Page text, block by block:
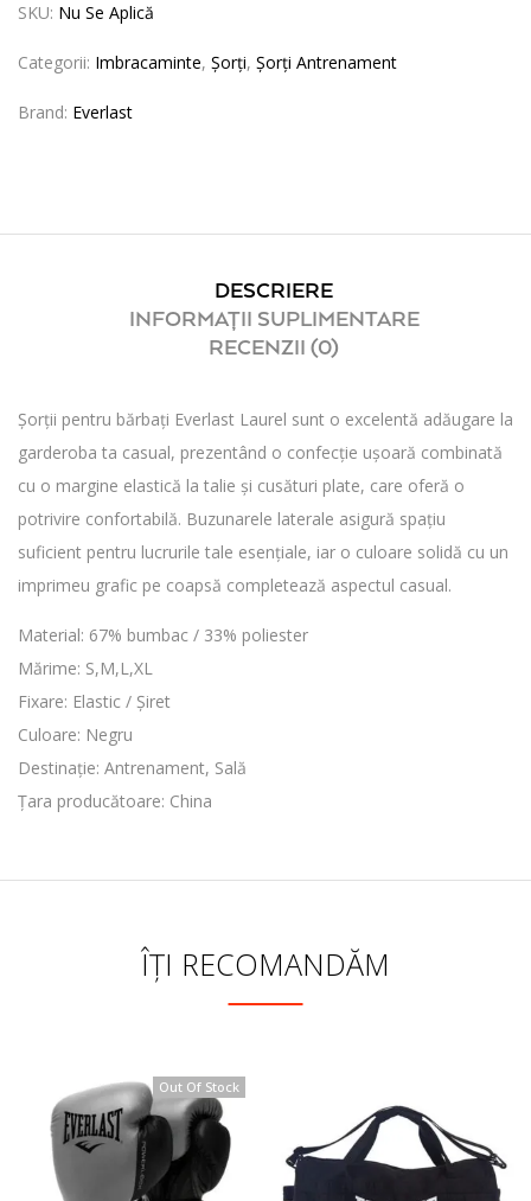
SKU: Nu Se Aplică
Categorii: Imbracaminte, Șorți, Șorți Antrenament
Brand: Everlast
DESCRIERE
INFORMAȚII SUPLIMENTARE
RECENZII (0)
Șorții pentru bărbați Everlast Laurel sunt o excelentă adăugare la
garderoba ta casual, prezentând o confecție ușoară combinată
cu o margine elastică la talie și cusături plate, care oferă o
potrivire confortabilă. Buzunarele laterale asigură spațiu
suficient pentru lucrurile tale esențiale, iar o culoare solidă cu un
imprimeu grafic pe coapsă completează aspectul casual.
Material: 67% bumbac / 33% poliester
Mărime: S,M,L,XL
Fixare: Elastic / Șiret
Culoare: Negru
Destinație: Antrenament, Sală
Țara producătoare: China
ÎȚI RECOMANDĂM
Out Of Stock